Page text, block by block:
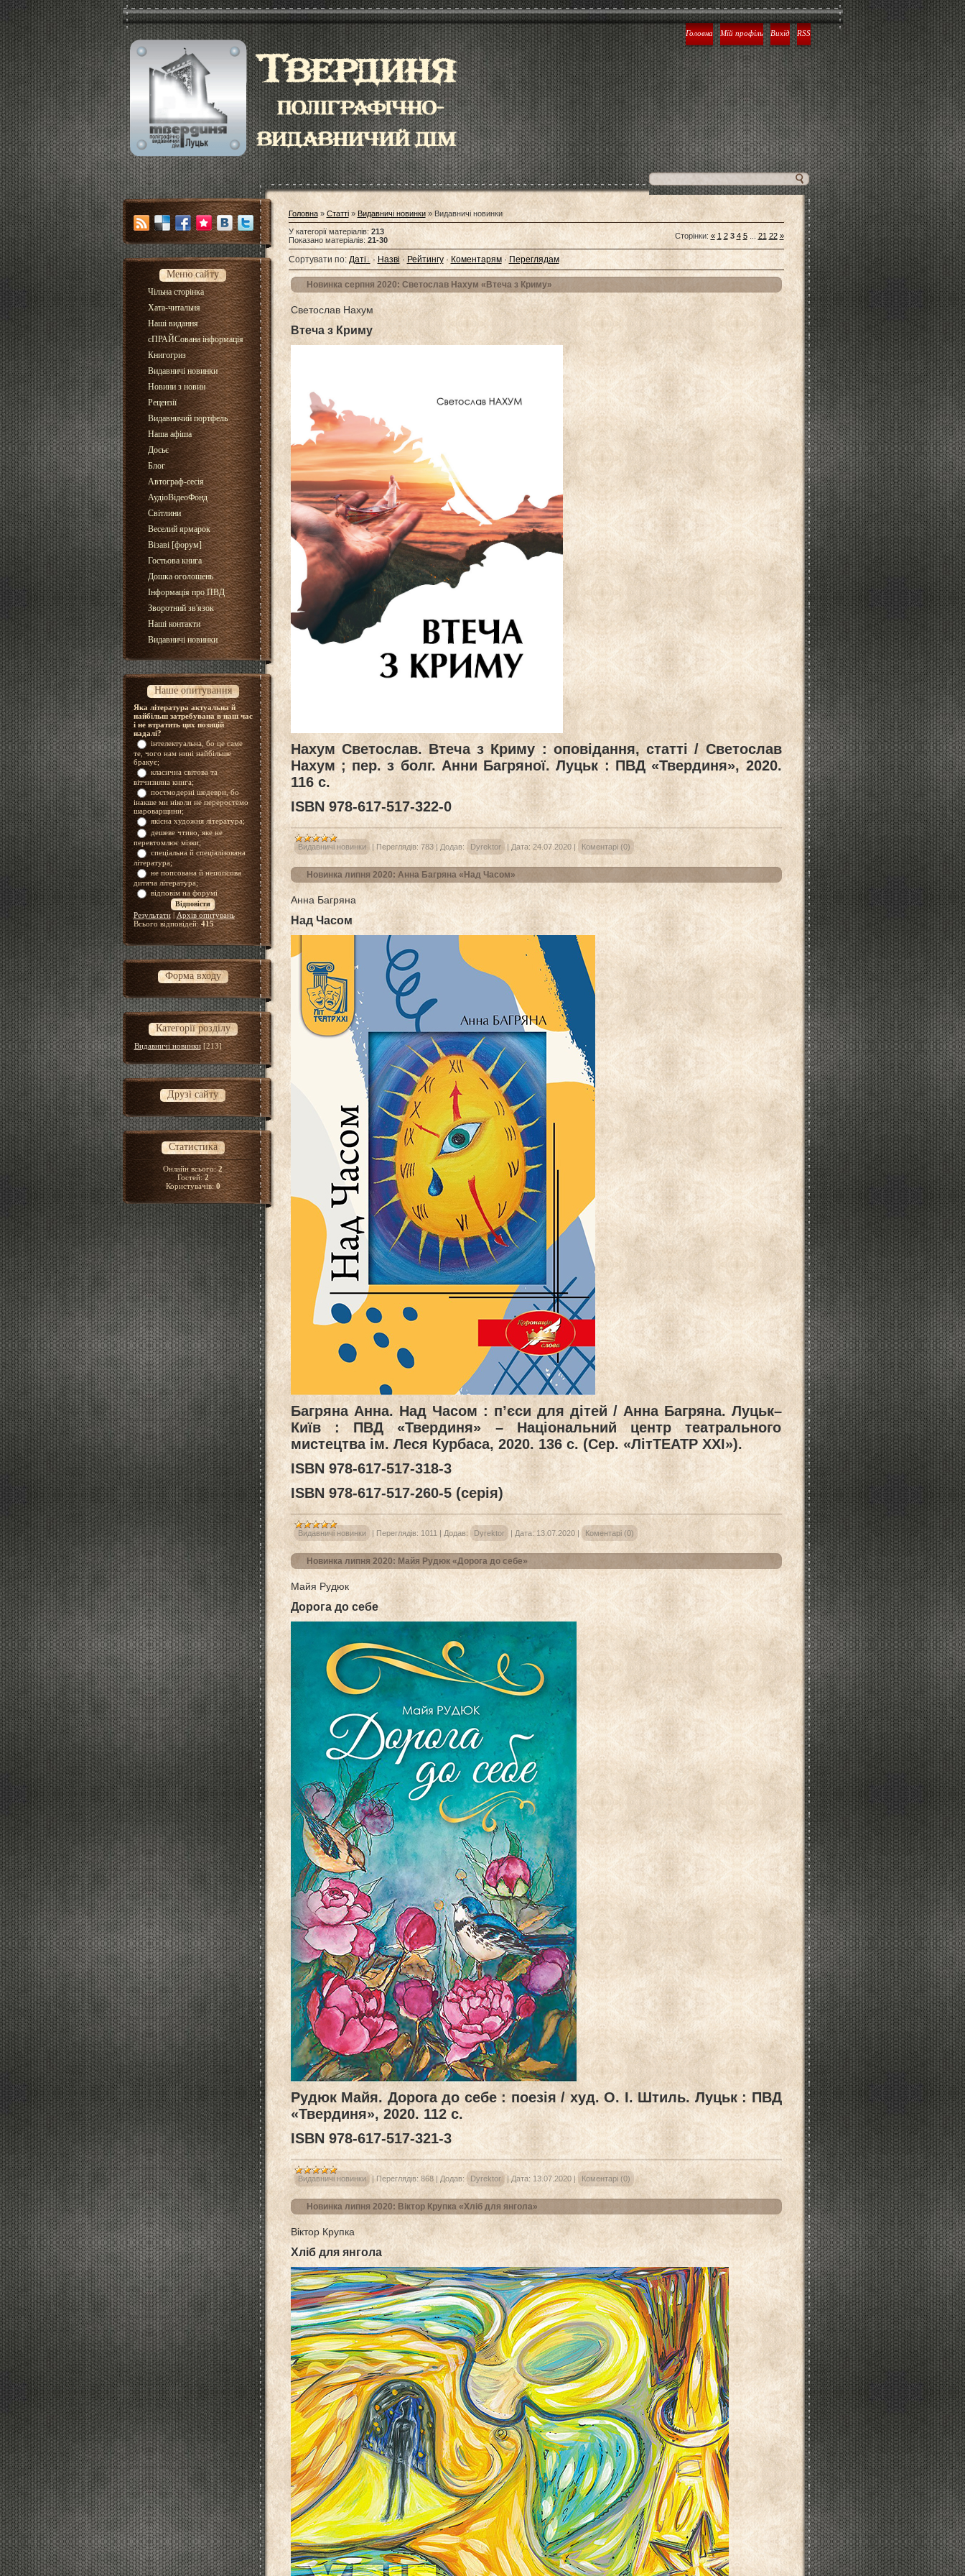
Головна Мій профіль Вихід RSS
Меню сайту
Чільна сторінка
Хата-читальня
Наші видання
сПРАЙСована інформація
Книгогриз
Видавничі новинки
Новини з новин
Рецензії
Видавничий портфель
Наша афіша
Досьє
Блог
Автограф-сесія
АудіоВідеоФонд
Світлини
Веселий ярмарок
Візаві [форум]
Гостьова книга
Дошка оголошень
Інформація про ПВД
Зворотний зв'язок
Наші контакти
Видавничі новинки
Наше опитування
Яка література актуальна й
найбільш затребувана в наш час
і не втратить цих позицій
надалі?
інтелектуальна, бо це саме
те, чого нам нині найбільше
бракує;
класична світова та
вітчизняна книга;
постмодерні шедеври, бо
інакше ми ніколи не переростемо
шароварщини;
якісна художня література;
дешеве чтиво, яке не
перевтомлює мізки;
спеціальна й спеціалізована
література;
не попсована й непопсова
дитяча література;
відповім на форумі
Результати|Архів опитувань
Всього відповідей:415
Форма входу
Категорії розділу
Видавничі новинки [213]
Друзі сайту
Статистика
Онлайн всього:2
Гостей:2
Користувачів:0
Головна» Статті» Видавничі новинки» Видавничі новинки
У категорії матеріалів:213
Показано матеріалів: 21-30 Сторінки: « 1 2 3 4 5 21 22 »
Сортувати по: Даті · Назві· Рейтингу· Коментарям·Переглядам
Новинка серпня 2020: Светослав Нахум «Втеча з Криму»
Светослав Нахум
Втеча з Криму
Нахум Светослав. Втеча з Криму : оповідання, статті / Светослав
Нахум ; пер. з болг. Анни Багряної. Луцьк : ПВД «Твердиня», 2020.
116 с.
ISВN 978-617-517-322-0
Видавничі новинки | Переглядів: 783| Додав: Dyrektor | Дата: 24.07.2020 | Коментарі (0)
Новинка липня 2020: Анна Багряна «Над Часом»
Анна Багряна
Над Часом
Багряна Анна. Над Часом : п’єси для дітей / Анна Багряна. Луцьк–
Київ : ПВД «Твердиня» – Національний центр театрального
мистецтва ім. Леся Курбаса, 2020. 136 с. (Сер. «ЛітТЕАТР ХХІ»).
ISВN 978-617-517-318-3
ISBN 978-617-517-260-5 (серія)
Видавничі новинки | Переглядів: 1011 | Додав: Dyrektor | Дата: 13.07.2020 | Коментарі (0)
Новинка липня 2020: Майя Рудюк «Дорога до себе»
Майя Рудюк
Дорога до себе
Рудюк Майя. Дорога до себе : поезія / худ. О. І. Штиль. Луцьк : ПВД
«Твердиня», 2020. 112 с.
ISВN 978-617-517-321-3
Видавничі новинки |Переглядів: 868| Додав: Dyrektor | Дата: 13.07.2020 | Коментарі (0)
Новинка липня 2020: Віктор Крупка «Хліб для янгола»
Віктор Крупка
Хліб для янгола